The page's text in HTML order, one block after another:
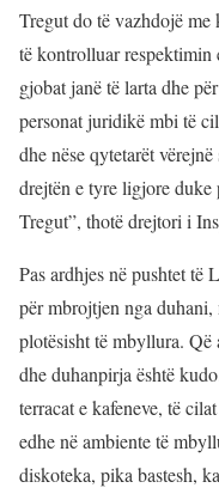
Tregut do të vazhdojë
të kontrolluar
gjobat janë të larta dhe
personat juridikë mbi të
dhe nëse qytetarët
drejtën e tyre ligjore duke
Tregut”, thotë drejtori i
Pas ardhjes në pushtet
për mbrojtjen nga
plotësisht të mbyllura. Që
dhe duhanpirja është
terracat e kafeneve, të
edhe në ambiente të
diskoteka, pika bastesh,